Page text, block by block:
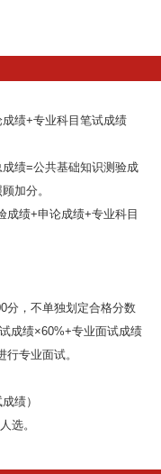
绩+专业科目笔试成绩
绩=公共基础知识测验成
加分。
绩+申论成绩+专业科目
分，不单独划定合格分数
成绩×60%+专业面试成绩
专业面试。
绩）
选。